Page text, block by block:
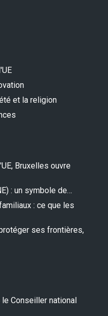
et la religion
Bruxelles ouvre
: un symbole de…
: ce que les
ses frontières,
le Conseiller national